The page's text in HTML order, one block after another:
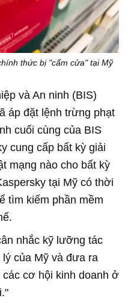
thức bị "cấm cửa" tại Mỹ
và An ninh (BIS)
áp đặt lệnh trừng phạt
cuối cùng của BIS
cung cấp bất kỳ giải
mạng nào cho bất kỳ
tại Mỹ có thời
tìm kiếm phần mềm
nhắc kỹ lưỡng tác
của Mỹ và đưa ra
cơ hội kinh doanh ở